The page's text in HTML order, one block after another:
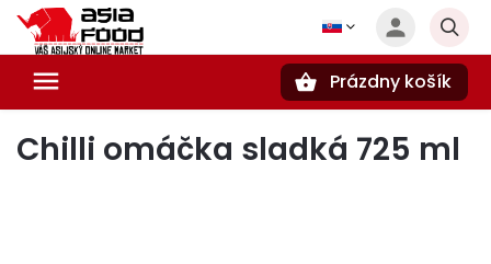
Prázdny košík
Chilli omáčka sladká 725 ml